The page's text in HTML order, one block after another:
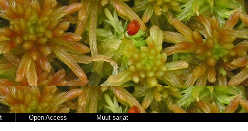
Open Access Muut sarjat